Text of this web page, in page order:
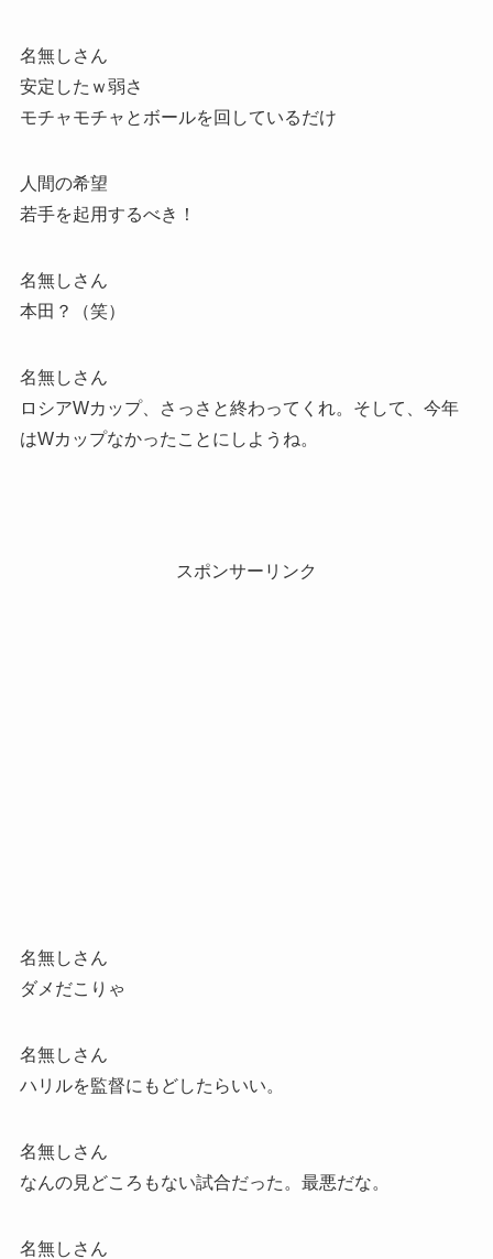
名無しさん
安定したｗ弱さ
モチャモチャとボールを回しているだけ
人間の希望
若手を起用するべき！
名無しさん
本田？（笑）
名無しさん
ロシアWカップ、さっさと終わってくれ。そして、今年
はWカップなかったことにしようね。
スポンサーリンク
名無しさん
ダメだこりゃ
名無しさん
ハリルを監督にもどしたらいい。
名無しさん
なんの見どころもない試合だった。最悪だな。
名無しさん